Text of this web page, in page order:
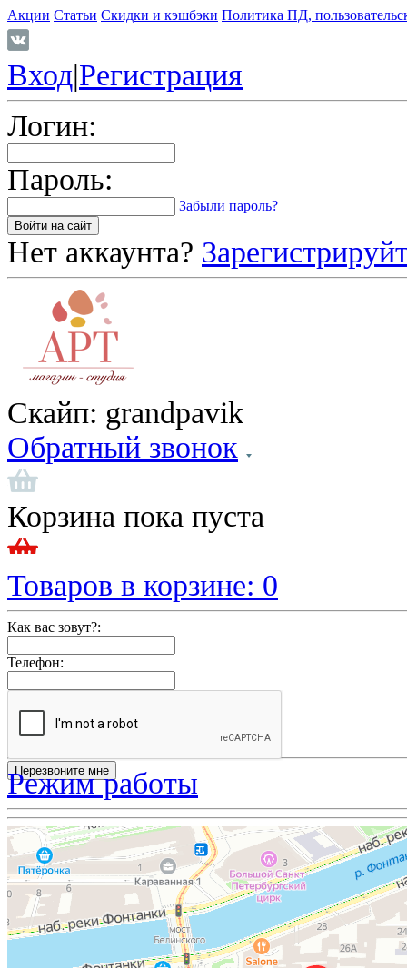
Акции Статьи Скидки и кэшбэки Политика ПД,
Вход|Регистрация
Логин:
Пароль:
Забыли пароль?
Нет аккаунта?
Скайп: grandpavik
Обратный звонок
Корзина пока пуста
Товаров в корзине: 0
Как вас зовут?:
Телефон:
Режим работы